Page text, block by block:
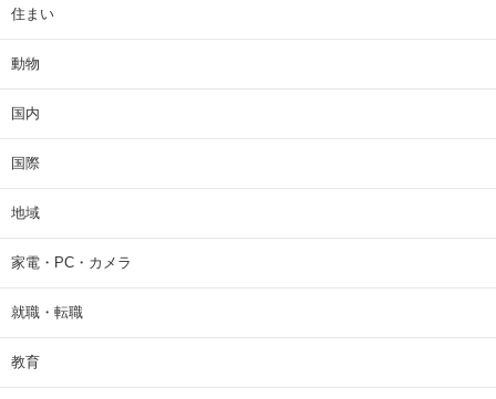
住まい
動物
国内
国際
地域
家電・PC・カメラ
就職・転職
教育